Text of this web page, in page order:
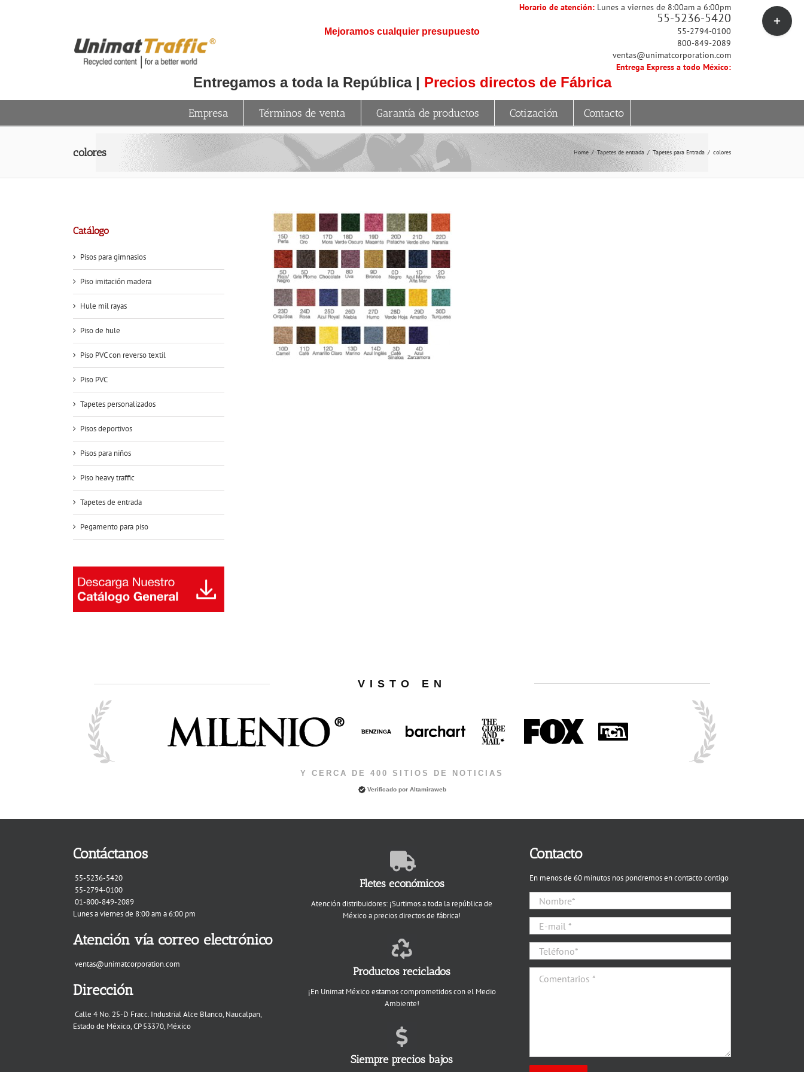
Horario de atención: Lunes a viernes de 8:00am a 6:00pm
55-5236-5420
55-2794-0100
800-849-2089
ventas@unimatcorporation.com
Entrega Express a todo México:
Entregamos a toda la República | Precios directos de Fábrica
Mejoramos cualquier presupuesto
Empresa Términos de venta Garantía de productos Cotización Contacto
colores Home Tapetes de entrada Tapetes para Entrada colores
Catálogo
Pisos para gimnasios
Piso imitación madera
Hule mil rayas
Piso de hule
Piso PVC con reverso textil
Piso PVC
Tapetes personalizados
Pisos deportivos
Pisos para niños
Piso heavy traffic
Tapetes de entrada
Pegamento para piso
VISTO EN
Y CERCA DE 400 SITIOS DE NOTICIAS
Verificado por Altamiraweb
Contáctanos
55-5236-5420
55-2794-0100
01-800-849-2089
Lunes a viernes de 8:00 am a 6:00 pm
Atención vía correo electrónico
ventas@unimatcorporation.com
Dirección
Calle 4 No. 25-D Fracc. Industrial Alce Blanco, Naucalpan,
Estado de México, CP 53370, México
Fletes económicos
Atención distribuidores: ¡Surtimos a toda la república de
México a precios directos de fábrica!
Productos reciclados
¡En Unimat México estamos comprometidos con el Medio
Ambiente!
Siempre precios bajos
Contacto
En menos de 60 minutos nos pondremos en contacto contigo
Toggle
Sliding
Bar